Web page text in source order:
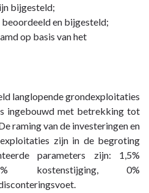
bijgesteld;
en bijgesteld;
op basis van het
langlopende grondexploitaties
ingebouwd met betrekking tot
raming van de investeringen en
zijn in de begroting
parameters zijn: 1,5%
kostenstijging, 0%